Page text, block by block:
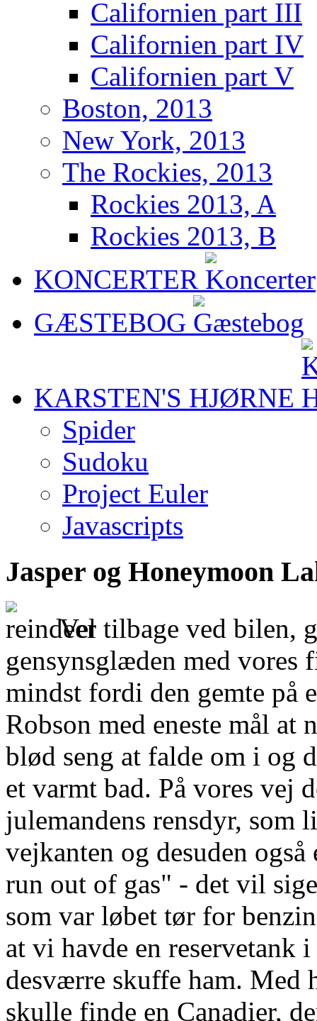
Californien part III
Californien part IV
Californien part V
Boston, 2013
New York, 2013
The Rockies, 2013
Rockies 2013, A
Rockies 2013, B
KONCERTER
GÆSTEBOG
KARSTEN'S HJØRNE
Spider
Sudoku
Project Euler
Javascripts
Jasper og Honeymoon
Vel tilbage ved bilen,
gensynsglæden med
mindst fordi den gemte
Robson med eneste mål at
blød seng at falde om i og
et varmt bad. På vores vej
julemandens rensdyr, som
vejkanten og desuden
run out of gas" - det vil
som var løbet tør for
at vi havde en reservetank
desværre skuffe ham. Med
skulle finde en Canadier,